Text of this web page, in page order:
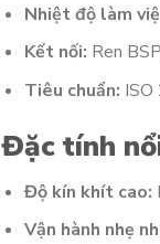
Nhiệt độ làm
Kết nối: Ren
Tiêu chuẩn:
Đặc tính
Độ kín khít cao:
Vận hành nhẹ